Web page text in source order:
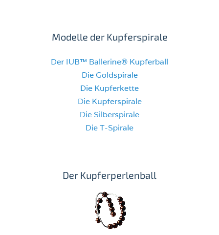
Modelle der Kupferspirale
Der IUB™ Ballerine® Kupferball
Die Goldspirale
Die Kupferkette
Die Kupferspirale
Die Silberspirale
Die T-Spirale
Der Kupferperlenball